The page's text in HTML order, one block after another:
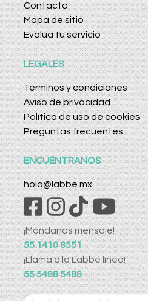
Contacto
Mapa de sitio
Evalúa tu servicio
LEGALES
Términos y condiciones
Aviso de privacidad
Política de uso de cookies
Preguntas frecuentes
ENCUÉNTRANOS
hola@labbe.mx
¡Mándanos mensaje!
55 1410 8551
¡Llama a la Labbe línea!
55 5488 5488